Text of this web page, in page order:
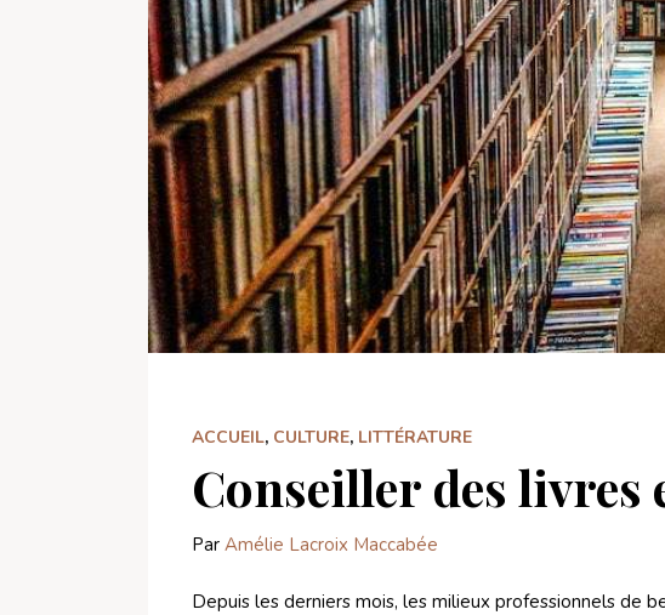
ACCUEIL, CULTURE, LITTÉRATURE
Conseiller des livres
Par Amélie Lacroix Maccabée
Depuis les derniers mois, les milieux professionnels de